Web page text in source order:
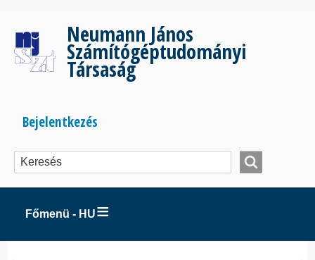
tartalomra
Neumann János
Számítógéptudományi
Társaság
Bejelentkezés
menüje
Bejelentkezés
Főmenü - HU